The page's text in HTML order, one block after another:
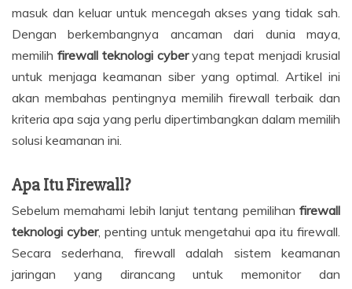
masuk dan keluar untuk mencegah akses yang tidak sah.
Dengan berkembangnya ancaman dari dunia maya,
memilih firewall teknologi cyberyang tepat menjadi krusial
untuk menjaga keamanan siber yang optimal. Artikel ini
akan membahas pentingnya memilih firewall terbaik dan
kriteria apa saja yang perlu dipertimbangkan dalam memilih
solusi keamanan ini.
Apa Itu Firewall?
Sebelum memahami lebih lanjut tentang pemilihan firewall
teknologi cyber, penting untuk mengetahui apa itu firewall.
Secara sederhana, firewall adalah sistem keamanan
jaringan yang dirancang untuk memonitor dan